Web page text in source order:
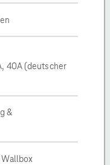
40A (deutscher
&